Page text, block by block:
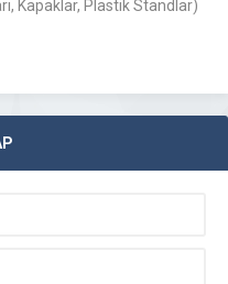
Kapaklar, Plastik Standlar)